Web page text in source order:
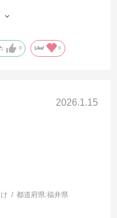
等も同様です。
すので４月１日は
0 Like! 0
2026.1.15
都道府県:福井県